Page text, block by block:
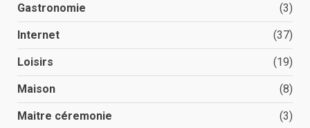
Gastronomie (3)
Internet (37)
Loisirs (19)
Maison (8)
Maitre céremonie (3)